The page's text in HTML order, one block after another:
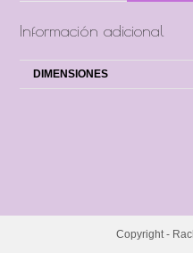
Información adicional
DIMENSIONES
Copyright -